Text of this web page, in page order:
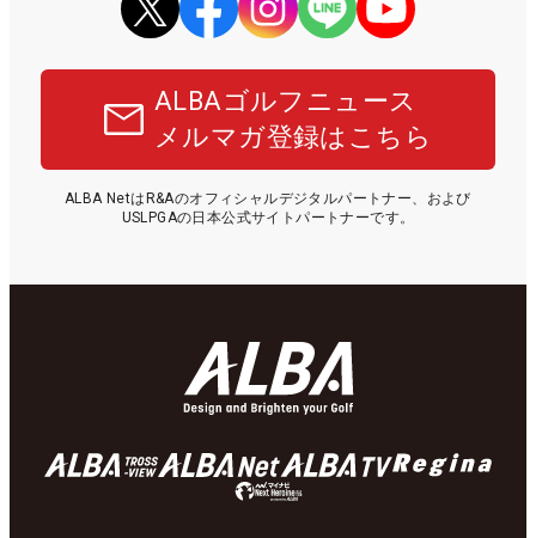
ALBAゴルフニュース
メルマガ登録はこちら
ALBA NetはR&Aのオフィシャルデジタルパートナー、および
USLPGAの日本公式サイトパートナーです。